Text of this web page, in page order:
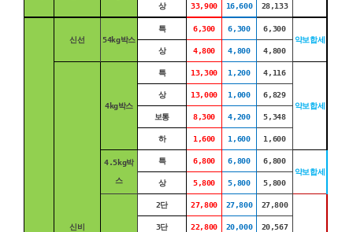
상
33,900 16,600 28,133
신선 54kg박스
특 6,300 6,300
6,300
약보합세
상
4,800 4,800 4,800
신비
4kg박스
특 13,300 1,200 4,116
약보합세
상 13,000 1,000 6,829
보통 8,300 4,200 5,348
하 1,600 1,600 1,600
4.5kg박
스
특 6,800 6,800
6,800
약보합세
상
5,800 5,800 5,800
2단 27,800 27,800 27,800
3단 22,800 20,000 20,567